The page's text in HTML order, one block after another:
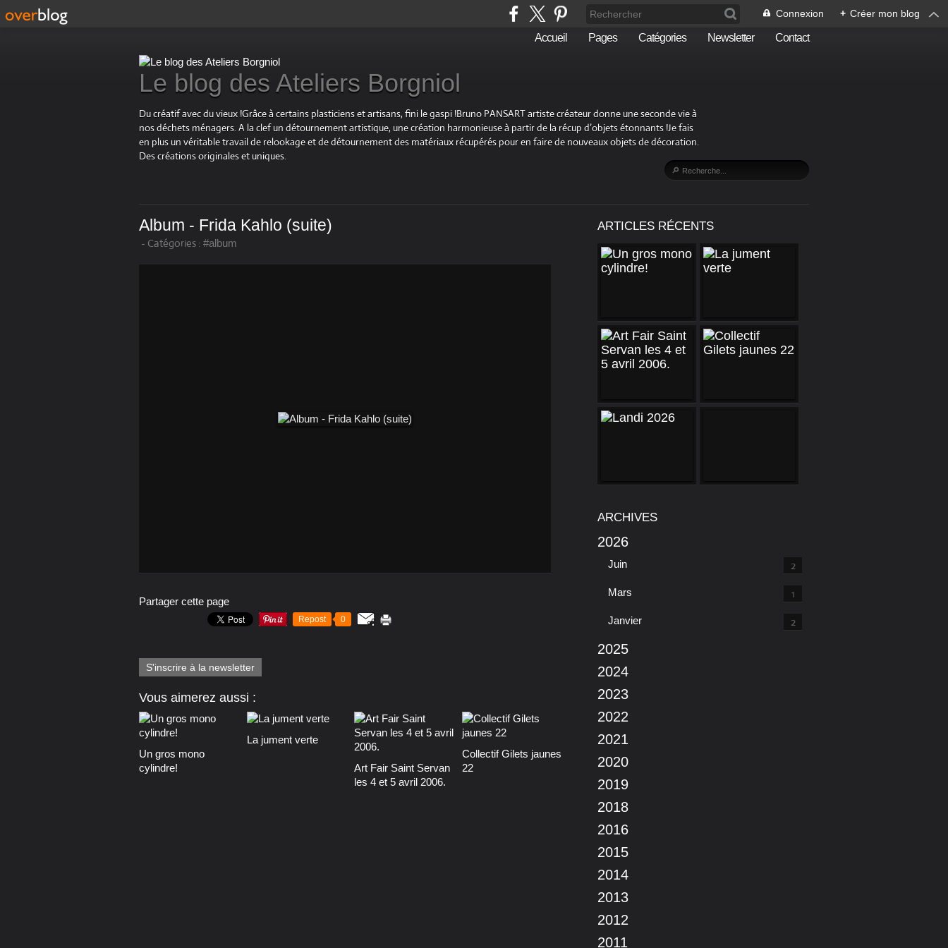
Connexion + Créer mon blog
Accueil Pages Catégories Newsletter Contact
Le blog des Ateliers Borgniol
Du créatif avec du vieux !Grâce à certains plasticiens et artisans, fini le gaspi !Bruno PANSART artiste créateur donne une seconde vie à
nos déchets ménagers. A la clef un détournement artistique, une création harmonieuse à partir de la récup d’objets étonnants !Je fais
en plus un véritable travail de relookage et de détournement des matériaux récupérés pour en faire de nouveaux objets de décoration.
Des créations originales et uniques.
Album - Frida Kahlo (suite)
- Catégories : #album
Partager cette page
Repost 0
S'inscrire à la newsletter
Vous aimerez aussi :
Un gros mono
cylindre!
La jument verte
Art Fair Saint Servan
les 4 et 5 avril 2006.
Collectif Gilets jaunes
22
ARTICLES RÉCENTS
ARCHIVES
2026
Juin 2
Mars 1
Janvier 2
2025
2024
2023
2022
2021
2020
2019
2018
2016
2015
2014
2013
2012
2011